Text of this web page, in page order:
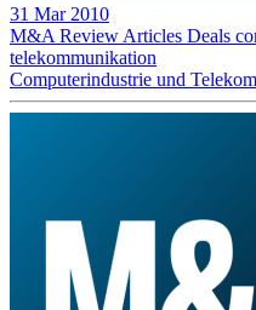
31 Mar 2010
M&A Review Articles Deals
telekommunikation
Computerindustrie und